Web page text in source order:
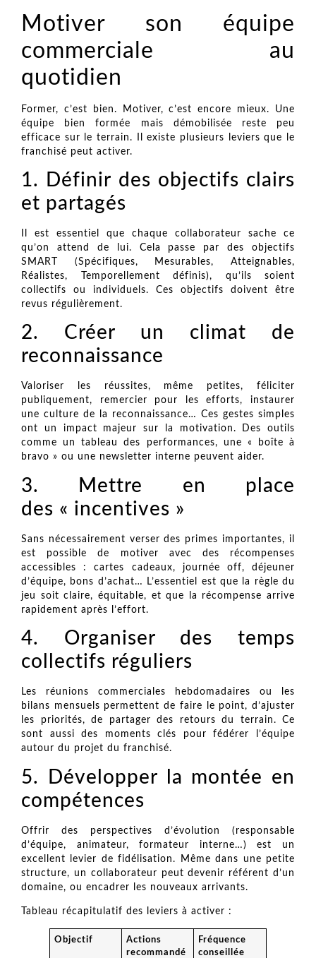
Motiver son équipe
commerciale au
quotidien
Former, c’est bien. Motiver, c’est encore mieux. Une
équipe bien formée mais démobilisée reste peu
efficace sur le terrain. Il existe plusieurs leviers que le
franchisé peut activer.
1. Définir des objectifs clairs
et partagés
Il est essentiel que chaque collaborateur sache ce
qu’on attend de lui. Cela passe par des objectifs
SMART (Spécifiques, Mesurables, Atteignables,
Réalistes, Temporellement définis), qu’ils soient
collectifs ou individuels. Ces objectifs doivent être
revus régulièrement.
2. Créer un climat de
reconnaissance
Valoriser les réussites, même petites, féliciter
publiquement, remercier pour les efforts, instaurer
une culture de la reconnaissance… Ces gestes simples
ont un impact majeur sur la motivation. Des outils
comme un tableau des performances, une « boîte à
bravo » ou une newsletter interne peuvent aider.
3. Mettre en place
des « incentives »
Sans nécessairement verser des primes importantes, il
est possible de motiver avec des récompenses
accessibles : cartes cadeaux, journée off, déjeuner
d’équipe, bons d’achat… L’essentiel est que la règle du
jeu soit claire, équitable, et que la récompense arrive
rapidement après l’effort.
4. Organiser des temps
collectifs réguliers
Les réunions commerciales hebdomadaires ou les
bilans mensuels permettent de faire le point, d’ajuster
les priorités, de partager des retours du terrain. Ce
sont aussi des moments clés pour fédérer l’équipe
autour du projet du franchisé.
5. Développer la montée en
compétences
Offrir des perspectives d’évolution (responsable
d’équipe, animateur, formateur interne…) est un
excellent levier de fidélisation. Même dans une petite
structure, un collaborateur peut devenir référent d’un
domaine, ou encadrer les nouveaux arrivants.
Tableau récapitulatif des leviers à activer :
Objectif
Actions
recommandé
Fréquence
conseillée